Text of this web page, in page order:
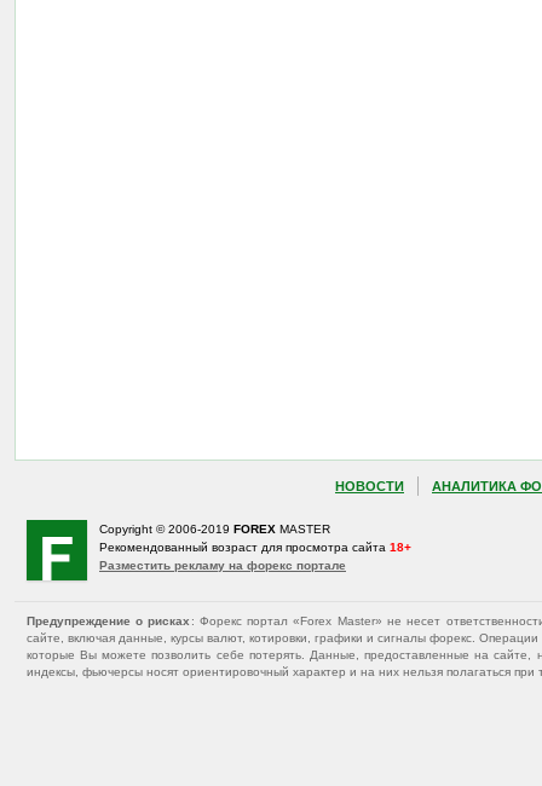
НОВОСТИ АНАЛИТИКА
Copyright © 2006-2019 FOREX MASTER
Рекомендованный возраст для просмотра сайта 18+
Разместить рекламу на форекс портале
Предупреждение о рисках : Форекс портал «Forex Master» не несет
сайте, включая данные, курсы валют, котировки, графики и сигналы форекс.
которые Вы можете позволить себе потерять. Данные, предоставленные на
индексы, фьючерсы носят ориентировочный характер и на них нельзя полагаться при